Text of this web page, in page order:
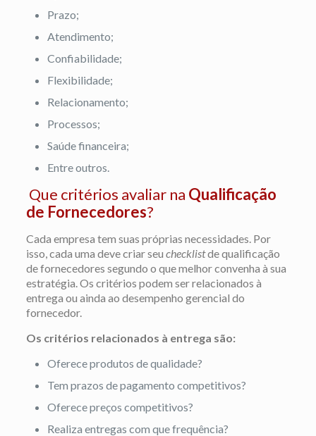
Prazo;
Atendimento;
Confiabilidade;
Flexibilidade;
Relacionamento;
Processos;
Saúde financeira;
Entre outros.
Que critérios avaliar na Qualificação
de Fornecedores?
Cada empresa tem suas próprias necessidades. Por
isso, cada uma deve criar seu checklistde qualificação
de fornecedores segundo o que melhor convenha à sua
estratégia. Os critérios podem ser relacionados à
entrega ou ainda ao desempenho gerencial do
fornecedor.
Os critérios relacionados à entrega são:
Oferece produtos de qualidade?
Tem prazos de pagamento competitivos?
Oferece preços competitivos?
Realiza entregas com que frequência?